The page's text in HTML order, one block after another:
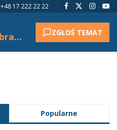
+48 17 222 22 22
Nie udało się pobrać tytułu. ZGŁOŚ TEMAT
Popularne